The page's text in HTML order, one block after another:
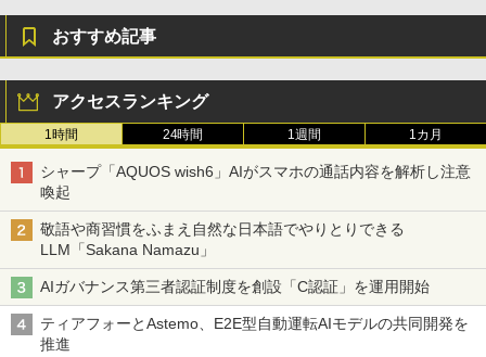
4
Claude仕事術 仕事時間は1/100に成果は
実践Claude Code入門―現場で活用する
ためのAIコーディングの思考法
￥3,300
4
MSI GeForce RTX 5060 Ti 8G VENTUS
140
￥71,000
MSI GeForce RTX 5080 16G VENTUS 3
￥242,659
￥96,800
4
TEAMGROUP (旧称 Team) T-FORCE D
ELTA RGB DDR5 6000MHz 32GB (16G
Bx2枚) CL38 PC5-48000 デスクトップ
用 メモリ ホワイト Intel XMP3.0 / AMD
EXPO 両対応【TEAMジャパン 国内正規
品・メーカー無期限保証】FF4D532G60
￥56,580
シリコンパワー デスクトップPC用 メモ
おすすめ記事
アクセスランキング
1時間 24時間 1週間 1カ月
シャープ「AQUOS wish6」AIがスマホの通話内容を解析し注意
喚起
敬語や商習慣をふまえ自然な日本語でやりとりできる
LLM「Sakana Namazu」
AIガバナンス第三者認証制度を創設「C認証」を運用開始
ティアフォーとAstemo、E2E型自動運転AIモデルの共同開発を
推進